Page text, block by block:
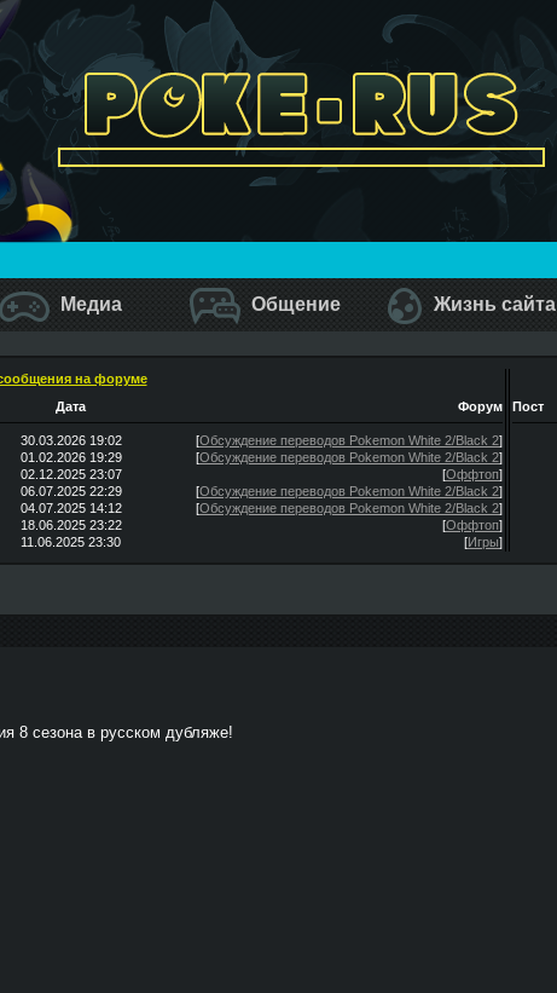
Медиа Общение Жизнь сайта
на форуме
Дата Форум
30.03.2026 19:02 [Обсуждение переводов Pokemon White 2/Black 2]
01.02.2026 19:29 [Обсуждение переводов Pokemon White 2/Black 2]
02.12.2025 23:07 [Оффтоп]
06.07.2025 22:29 [Обсуждение переводов Pokemon White 2/Black 2]
04.07.2025 14:12 [Обсуждение переводов Pokemon White 2/Black 2]
18.06.2025 23:22 [Оффтоп]
11.06.2025 23:30 [Игры]
Пост
8 сезона в русском дубляже!